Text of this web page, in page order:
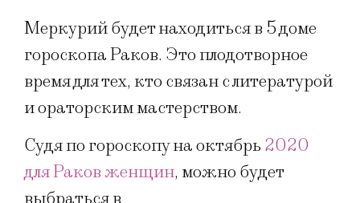
Меркурий будет находиться в 5 доме
гороскопа Раков. Это плодотворное
время для тех, кто связан с литературой
и ораторским мастерством.
Судя по гороскопу на октябрь 2020
для Раков женщин, можно будет